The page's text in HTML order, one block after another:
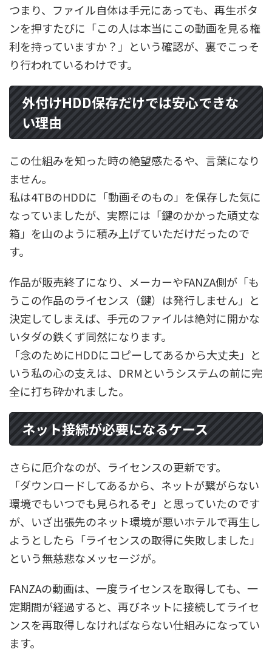
つまり、ファイル自体は手元にあっても、再生ボタ
ンを押すたびに「この人は本当にこの動画を見る権
利を持っていますか？」という確認が、裏でこっそ
り行われているわけです。
外付けHDD保存だけでは安心できな
い理由
この仕組みを知った時の絶望感たるや、言葉になり
ません。
私は4TBのHDDに「動画そのもの」を保存した気に
なっていましたが、実際には「鍵のかかった頑丈な
箱」を山のように積み上げていただけだったので
す。
作品が販売終了になり、メーカーやFANZA側が「も
うこの作品のライセンス（鍵）は発行しません」と
決定してしまえば、手元のファイルは絶対に開かな
いタダの鉄くず同然になります。
「念のためにHDDにコピーしてあるから大丈夫」と
いう私の心の支えは、DRMというシステムの前に完
全に打ち砕かれました。
ネット接続が必要になるケース
さらに厄介なのが、ライセンスの更新です。
「ダウンロードしてあるから、ネットが繋がらない
環境でもいつでも見られるぞ」と思っていたのです
が、いざ出張先のネット環境が悪いホテルで再生し
ようとしたら「ライセンスの取得に失敗しました」
という無慈悲なメッセージが。
FANZAの動画は、一度ライセンスを取得しても、一
定期間が経過すると、再びネットに接続してライセ
ンスを再取得しなければならない仕組みになってい
ます。